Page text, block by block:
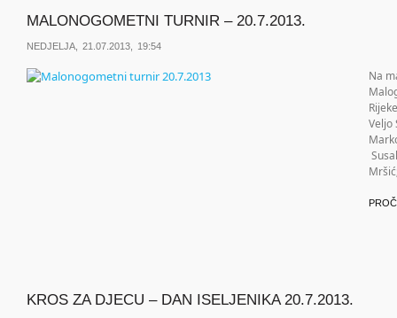
MALONOGOMETNI TURNIR – 20.7.2013.
NEDJELJA, 21.07.2013, 19:54
Na
Veljo
KROS ZA DJECU – DAN ISELJENIKA 20.7.2013.